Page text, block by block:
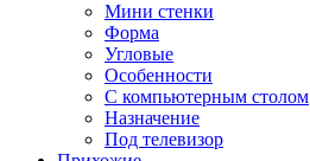
Мини стенки
Форма
Угловые
Особенности
С компьютерным столом
Назначение
Под телевизор